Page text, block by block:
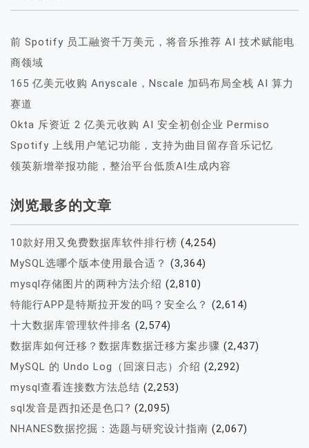
前 Spotify 员工融资千万美元，将音乐推荐 AI 技术赋能电
商领域
165 亿美元收购 Anyscale，Nscale 加码布局全栈 AI 算力
赛道
Okta 斥资近 2 亿美元收购 AI 安全初创企业 Permiso
Spotify 上线用户笔记功能，支持为曲目留存音乐记忆
领英新增举报功能，整治平台低质AI生成内容
浏览最多的文章
10款好用又免费数据库软件排行榜 (4,254)
MySQL选哪个版本使用最合适？ (3,364)
mysql存储图片的两种方法介绍 (2,810)
特能行APP是特斯拉开发的吗？安全么？ (2,614)
十大数据库管理软件排名 (2,574)
数据库如何迁移？数据库数据迁移方案步骤 (2,437)
MySQL 的 Undo Log（回滚日志）介绍 (2,292)
mysql查看连接数方法总结 (2,253)
sql发音是西扣还是色口? (2,095)
NHANES数据挖掘：选题与研究设计指南 (2,067)